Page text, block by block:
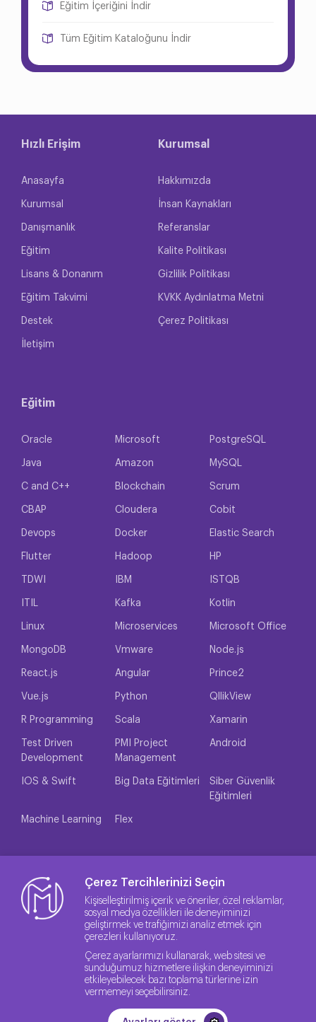
Eğitim İçeriğini İndir
Tüm Eğitim Kataloğunu İndir
Hızlı Erişim
Anasayfa
Kurumsal
Danışmanlık
Eğitim
Lisans & Donanım
Eğitim Takvimi
Destek
İletişim
Kurumsal
Hakkımızda
İnsan Kaynakları
Referanslar
Kalite Politikası
Gizlilik Politikası
KVKK Aydınlatma Metni
Çerez Politikası
Eğitim
Oracle Microsoft PostgreSQL
Java Amazon MySQL
C and C++ Blockchain Scrum
CBAP Cloudera Cobit
Devops Docker Elastic Search
Flutter Hadoop HP
TDWI IBM ISTQB
ITIL Kafka Kotlin
Linux Microservices Microsoft Office
MongoDB Vmware Node.js
React.js Angular Prince2
Vue.js Python QllikView
R Programming Scala Xamarin
Test Driven
Development
PMI Project
Management
Android
IOS & Swift Big Data Eğitimleri
Siber Güvenlik
Eğitimleri
Machine Learning Flex
Çerez Tercihlerinizi Seçin
Kişiselleştirilmiş içerik ve öneriler, özel reklamlar,
sosyal medya özellikleri ile deneyiminizi
geliştirmek ve trafiğimizi analiz etmek için
çerezleri kullanıyoruz.
Çerez ayarlarımızı kullanarak, web sitesi ve
sunduğumuz hizmetlere ilişkin deneyiminizi
etkileyebilecek bazı toplama türlerine izin
vermemeyi seçebilirsiniz.